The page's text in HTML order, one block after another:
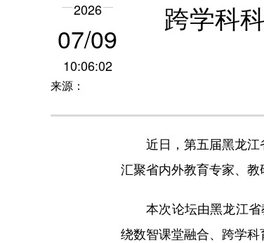
2026
07/09
10:06:02
来源：
跨学科
近日，第五届黑龙江
汇聚省内外教育专家、
本次论坛由黑龙江省
绕数智课堂融合、跨学科